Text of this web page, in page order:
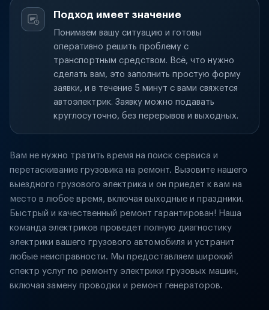
Подход имеет значение
Понимаем вашу ситуацию и готовы
оперативно решить проблему с
транспортным средством. Всё, что нужно
сделать вам, это заполнить простую форму
заявки, и в течение 5 минут с вами свяжется
автоэлектрик. Заявку можно подавать
круглосуточно, без перерывов и выходных.
Вам не нужно тратить время на поиск сервиса и
перетаскивание грузовика на ремонт. Вызовите нашего
выездного грузового электрика и он приедет к вам на
место в любое время, включая выходные и праздники.
Быстрый и качественный ремонт гарантирован! Наша
команда электриков проведет полную диагностику
электрики вашего грузового автомобиля и устранит
любые неисправности. Мы предоставляем широкий
спектр услуг по ремонту электрики грузовых машин,
включая замену проводки и ремонт генераторов.